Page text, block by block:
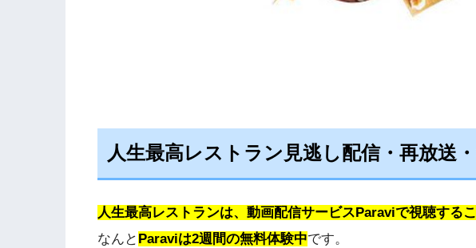
人生最高レストラン見逃し配信・再放送
人生最高レストランは、動画配信サービスParaviで視聴するこ
なんと Paraviは2週間の無料体験中です。